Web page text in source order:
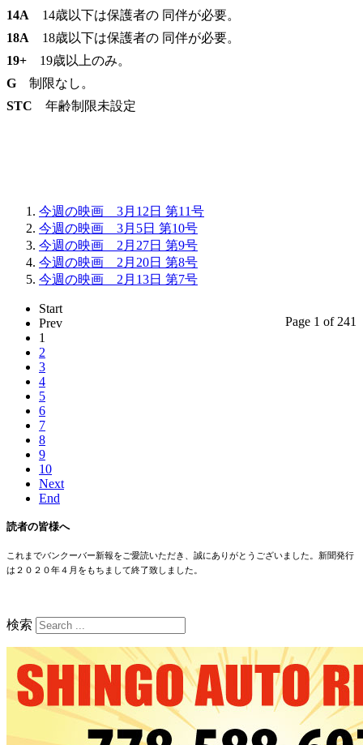
14A 14歳以下は保護者の 同伴が必要。
18A 18歳以下は保護者の 同伴が必要。
19+ 19歳以上のみ。
G 制限なし。
STC 年齢制限未設定
今週の映画 3月12日 第11号
今週の映画 3月5日 第10号
今週の映画 2月27日 第9号
今週の映画 2月20日 第8号
今週の映画 2月13日 第7号
Page 1 of 241
Start
Prev
1
2
3
4
5
6
7
8
9
10
Next
End
読者の皆様へ
これまでバンクーバー新報をご愛読いただき、誠にありがとうございました。新聞発行
は２０２０年４月をもちまして終了致しました。
検索